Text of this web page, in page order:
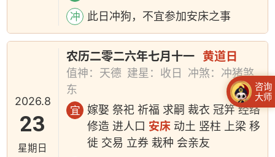
冲 此日冲狗，不宜参加安床之事
2026.8
23
星期日
农历二零二六年七月十一 黄道日
值神：天德 建星：收日
冲煞：冲猪煞
东
宜
嫁娶 祭祀 祈福 求嗣 裁衣 冠笄 经络
修造 进人口 安床 动土 竖柱 上梁 移
徙 交易 立券 栽种 会亲友
咨询
大师